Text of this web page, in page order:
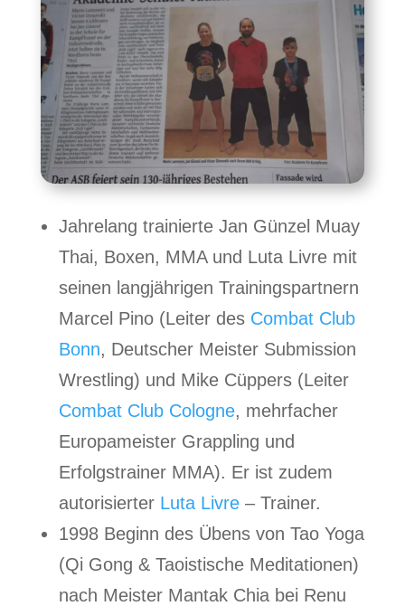
Jahrelang trainierte Jan Günzel Muay
Thai, Boxen, MMA und Luta Livre mit
seinen langjährigen Trainingspartnern
Marcel Pino (Leiter des Combat Club
Bonn, Deutscher Meister Submission
Wrestling) und Mike Cüppers (Leiter
Combat Club Cologne, mehrfacher
Europameister Grappling und
Erfolgstrainer MMA). Er ist zudem
autorisierter Luta Livre– Trainer.
1998 Beginn des Übens von Tao Yoga
(Qi Gong & Taoistische Meditationen)
nach Meister Mantak Chia bei Renu